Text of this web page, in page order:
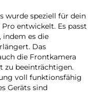
wurde speziell für dein
Pro entwickelt. Es passt
indem es die
Das
die Frontkamera
zu beeinträchtigen.
voll funktionsfähig
Geräts sind